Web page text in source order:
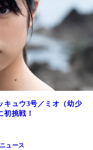
キュウ3号／ミオ（幼少
初挑戦！
ュース